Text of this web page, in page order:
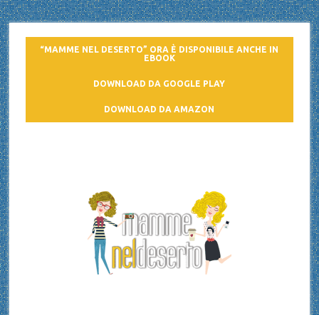
“MAMME NEL DESERTO” ORA È DISPONIBILE ANCHE IN
EBOOK
DOWNLOAD DA GOOGLE PLAY
DOWNLOAD DA AMAZON